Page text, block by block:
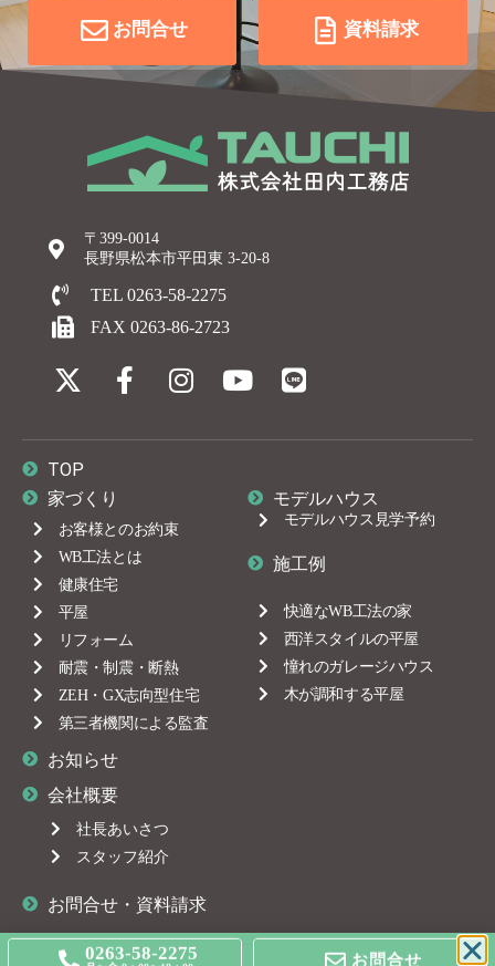
お問合せ 資料請求
〒399-0014
長野県松本市平田東 3-20-8
TEL 0263-58-2275
FAX 0263-86-2723
TOP
家づくり
お客様とのお約束
WB工法とは
健康住宅
平屋
リフォーム
耐震・制震・断熱
ZEH・GX志向型住宅
第三者機関による監査
モデルハウス
モデルハウス見学予約
施工例
快適なWB工法の家
西洋スタイルの平屋
憧れのガレージハウス
木が調和する平屋
お知らせ
会社概要
社長あいさつ
スタッフ紹介
お問合せ・資料請求
0263-58-2275 お問合せ